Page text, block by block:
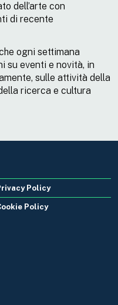
dell’arte con
di recente
ogni settimana
su eventi e novità, in
sulle attività della
ricerca e cultura
Policy
Policy